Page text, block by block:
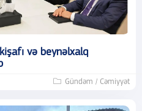
və beynəlxalq
Gündəm / Cəmiyyət